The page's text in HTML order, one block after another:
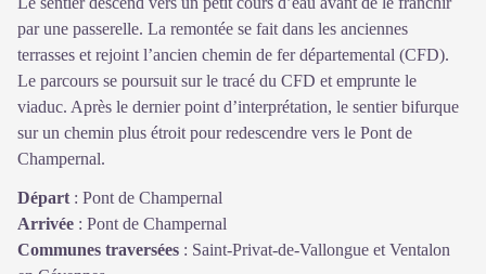
par une passerelle. La remontée se fait dans les anciennes
terrasses et rejoint l’ancien chemin de fer départemental (CFD).
Le parcours se poursuit sur le tracé du CFD et emprunte le
viaduc. Après le dernier point d’interprétation, le sentier bifurque
sur un chemin plus étroit pour redescendre vers le Pont de
Champernal.
Départ : Pont de Champernal
Arrivée : Pont de Champernal
Communes traversées : Saint-Privat-de-Vallongue et Ventalon